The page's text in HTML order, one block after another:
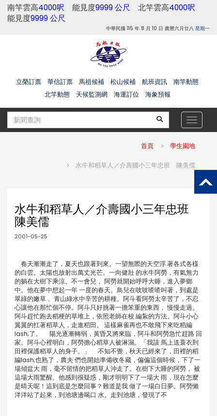
南竿雲高4000呎 能見度9999 公尺 北竿雲高4000呎
能見度9999 公尺
中華民國 115 年 8 月 10 日 農曆六月廿八 星期一
立榮訂票 華信訂票 馬祖候補 松山候補 航班資訊
南竿動態
北竿動態
天候監測網 海運訂位 海象預報
Toggle
首頁 學生園地
水牛和稻草人／介壽國小三年忠班 陳美儒
水牛和稻草人／介壽國小三年忠班
陳美儒
2001-05-25
春天漸漸走了，夏天也跟著到來。一望無際的天空浮 著各式各樣
的白雲。太陽也放射出萬丈光芒。一向健壯 的水牛阿勞，有氣無力
的躺在大樹下乘涼。不一會兒， 阿勞就開始呼呼大睡，進入夢鄉
中。他在夢中想起一年 一度的春天。鳥兒在吱吱喳喳叫著，到處是
翠綠的嫩草 、青山綠水中辛苦的耕種。阿斗看阿勞太辛苦了，不忍
心讓他在那忙個不停。阿斗只好挑著一擔笨重的東西， 慢慢走過。
阿斗趕忙跑去稻梗的草堆上，依照老師在校 編紮的方法。阿斗小心
翼翼的扛著稻草人，走進稻田。 這樣麻雀再也不敢飛下來吃稻編
lash;了。 陽光逐漸轉弱，黃昏又將來臨，阿斗和阿勞急忙趕路 回
家。阿斗心裡明白，阿勞擔心稻草人被淋濕。「我該 馬上送蓑衣到
田裡保護稻草人的身子。」 不知不覺，秋天已經來了，田裡的稻
編lash;也熟了，農夫 們也開始準備收冬藏，偏偏這個時候，下了一
場傾盆大 雨，毫不留情的把稻草人沖走了。在樹下大睡的阿勞， 被
這場大雨驚醒。他感到很疑惑，剛才明明下了一場大 雨，現在怎麼
是晴天呢！這到底是怎麼回事？難道是我 做了一場白日夢。阿勞懶
洋洋站了起來，到池塘邊喝口 水。走到池塘，發現了不